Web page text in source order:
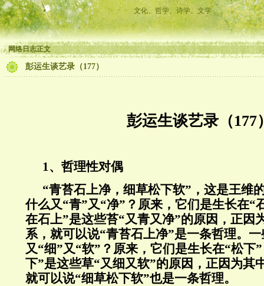
文化、哲学、诗学、文学
网络日志正文
彭运生谈艺录（177）
彭运生谈艺录（177
1、哲理性对偶
“青苔石上净，细草松下软”，这是王维
什么又“青”又“净”？原来，它们是生长在“
在石上”是这些苔“又青又净”的原因，正因
系，就可以说“青苔石上净”是一条哲理。
又“细”又“软”？原来，它们是生长在“松下
下”是这些草“又细又软”的原因，正因为其
就可以说“细草松下软”也是一条哲理。